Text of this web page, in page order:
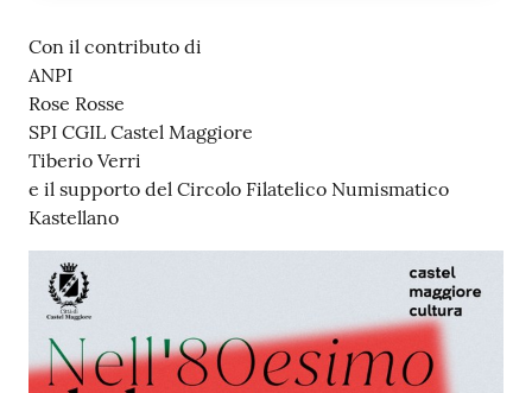
Con il contributo di
ANPI
Rose Rosse
SPI CGIL Castel Maggiore
Tiberio Verri
e il supporto del Circolo Filatelico Numismatico
Kastellano